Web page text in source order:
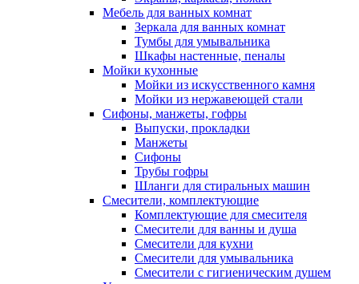
Мебель для ванных комнат
Зеркала для ванных комнат
Тумбы для умывальника
Шкафы настенные, пеналы
Мойки кухонные
Мойки из искусственного камня
Мойки из нержавеющей стали
Сифоны, манжеты, гофры
Выпуски, прокладки
Манжеты
Сифоны
Трубы гофры
Шланги для стиральных машин
Смесители, комплектующие
Комплектующие для смесителя
Смесители для ванны и душа
Смесители для кухни
Смесители для умывальника
Смесители с гигиеническим душем